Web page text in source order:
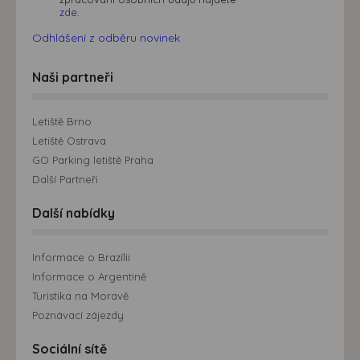
zde.
Odhlášení z odběru novinek
Naši partneři
Letiště Brno
Letiště Ostrava
GO Parking letiště Praha
Další Partneři
Další nabídky
Informace o Brazílii
Informace o Argentině
Turistika na Moravě
Poznávací zájezdy
Sociální sítě